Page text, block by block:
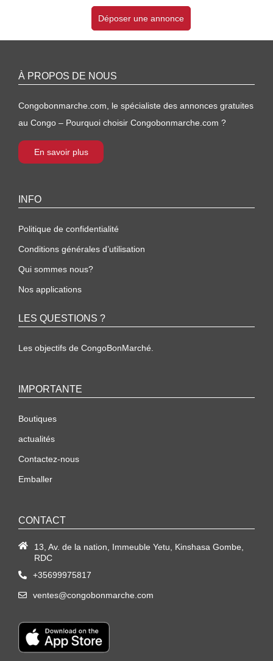
Déposer une annonce
À PROPOS DE NOUS
Congobonmarche.com, le spécialiste des annonces gratuites
au Congo – Pourquoi choisir Congobonmarche.com ?
En savoir plus
INFO
Politique de confidentialité
Conditions générales d’utilisation
Qui sommes nous?
Nos applications
LES QUESTIONS ?
Les objectifs de CongoBonMarché.
IMPORTANTE
Boutiques
actualités
Contactez-nous
Emballer
CONTACT
13, Av. de la nation, Immeuble Yetu, Kinshasa Gombe,
RDC
+35699975817
ventes@congobonmarche.com